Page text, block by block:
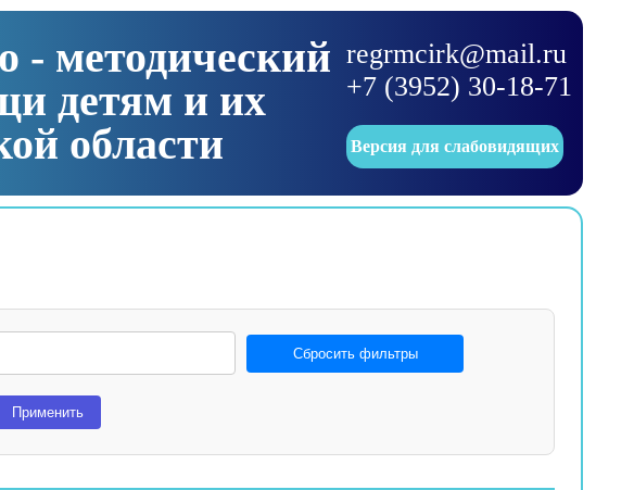
- методический
детям и их
области
regrmcirk@mail.ru
+7 (3952) 30-18-71
Версия для слабовидящих
Сбросить фильтры
Применить